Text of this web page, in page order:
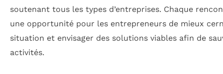
soutenant tous les types d’entreprises. Chaque
une opportunité pour les entrepreneurs de mieux
situation et envisager des solutions viables afin de
activités.